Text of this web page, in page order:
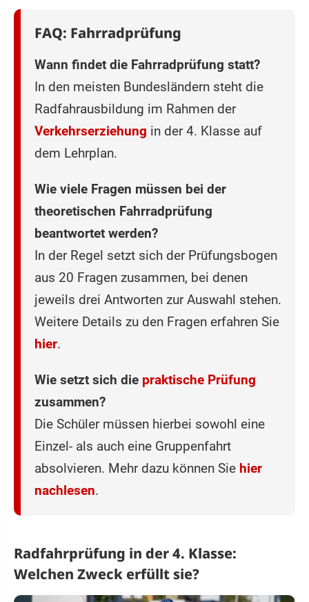
FAQ: Fahrradprüfung
Wann findet die Fahrradprüfung statt?
In den meisten Bundesländern steht die
Radfahrausbildung im Rahmen der
Verkehrserziehung in der 4. Klasse auf
dem Lehrplan.
Wie viele Fragen müssen bei der
theoretischen Fahrradprüfung
beantwortet werden?
In der Regel setzt sich der Prüfungsbogen
aus 20 Fragen zusammen, bei denen
jeweils drei Antworten zur Auswahl stehen.
Weitere Details zu den Fragen erfahren Sie
hier.
Wie setzt sich die praktische Prüfung
zusammen?
Die Schüler müssen hierbei sowohl eine
Einzel- als auch eine Gruppenfahrt
absolvieren. Mehr dazu können Sie hier
nachlesen.
Radfahrprüfung in der 4. Klasse:
Welchen Zweck erfüllt sie?